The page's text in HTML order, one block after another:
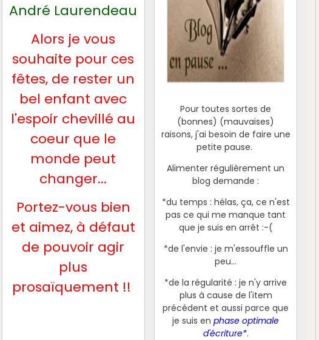
André Laurendeau
Alors je vous
souhaite pour ces
fêtes, de rester un
bel enfant avec
l'espoir chevillé au
coeur que le
monde peut
changer...
Portez-vous bien
et aimez, à défaut
de pouvoir agir
plus
prosaïquement !!
Pour toutes sortes de
(bonnes) (mauvaises)
raisons, j'ai besoin de faire une
petite pause.
Alimenter régulièrement un
blog demande :
*du temps : hélas, ça, ce n'est
pas ce qui me manque tant
que je suis en arrêt :-(
*de l'envie : je m'essouffle un
peu...
*de la régularité : je n'y arrive
plus à cause de l'item
précédent et aussi parce que
je suis enphase optimale
d'écriture*.